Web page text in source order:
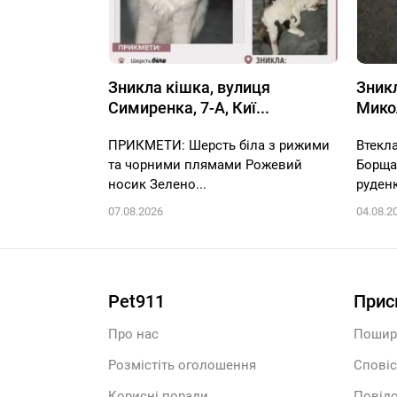
Зникла кішка, вулиця
Симиренка, 7-А, Киї...
ПРИКМЕТИ: Шерсть біла з рижими
та чорними плямами Рожевий
носик Зелено...
07.08.2026
Pet911
Про нас
Розмістіть оголошення